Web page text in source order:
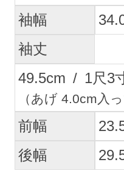
袖幅
袖丈
49.5cm / 1尺3
（あげ 4.0cm入
前幅
後幅